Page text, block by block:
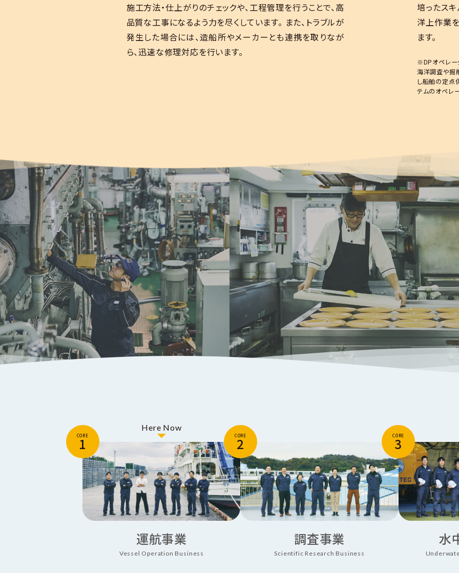
施工方法・仕上がりのチェックや、工程管理を行うことで、高
品質な工事になるよう力を尽くしています。 また、トラブルが
発生した場合には、造船所やメーカーとも連携を取りなが
ら、迅速な修理対応を行います。
培ったス
洋上作業
ます。
※DPオペレ
海洋調査や掘
し船舶の定点
テムのオペレ
CORE
1
運航事業
Vessel Operation Business
CORE
2
調査事業
Scientific Research Business
CORE
3
水